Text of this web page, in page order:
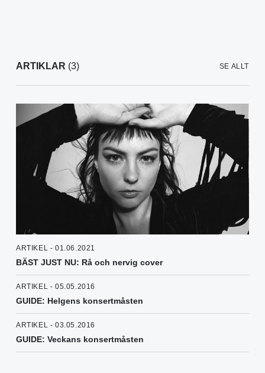
ARTIKLAR (3) SE ALLT
ARTIKEL - 01.06.2021
BÄST JUST NU: Rå och nervig cover
ARTIKEL - 05.05.2016
GUIDE: Helgens konsertmåsten
ARTIKEL - 03.05.2016
GUIDE: Veckans konsertmåsten